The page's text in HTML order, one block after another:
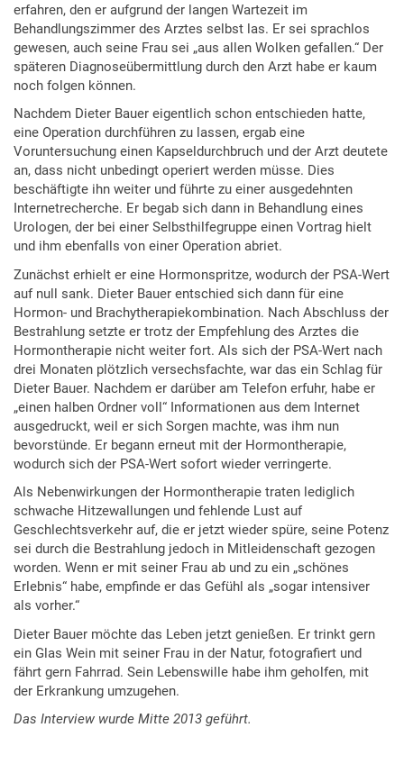
erfahren, den er aufgrund der langen Wartezeit im
Behandlungszimmer des Arztes selbst las. Er sei sprachlos
gewesen, auch seine Frau sei „aus allen Wolken gefallen.“ Der
späteren Diagnoseübermittlung durch den Arzt habe er kaum
noch folgen können.
Nachdem Dieter Bauer eigentlich schon entschieden hatte,
eine Operation durchführen zu lassen, ergab eine
Voruntersuchung einen Kapseldurchbruch und der Arzt deutete
an, dass nicht unbedingt operiert werden müsse. Dies
beschäftigte ihn weiter und führte zu einer ausgedehnten
Internetrecherche. Er begab sich dann in Behandlung eines
Urologen, der bei einer Selbsthilfegruppe einen Vortrag hielt
und ihm ebenfalls von einer Operation abriet.
Zunächst erhielt er eine Hormonspritze, wodurch der PSA-Wert
auf null sank. Dieter Bauer entschied sich dann für eine
Hormon- und Brachytherapiekombination. Nach Abschluss der
Bestrahlung setzte er trotz der Empfehlung des Arztes die
Hormontherapie nicht weiter fort. Als sich der PSA-Wert nach
drei Monaten plötzlich versechsfachte, war das ein Schlag für
Dieter Bauer. Nachdem er darüber am Telefon erfuhr, habe er
„einen halben Ordner voll“ Informationen aus dem Internet
ausgedruckt, weil er sich Sorgen machte, was ihm nun
bevorstünde. Er begann erneut mit der Hormontherapie,
wodurch sich der PSA-Wert sofort wieder verringerte.
Als Nebenwirkungen der Hormontherapie traten lediglich
schwache Hitzewallungen und fehlende Lust auf
Geschlechtsverkehr auf, die er jetzt wieder spüre, seine Potenz
sei durch die Bestrahlung jedoch in Mitleidenschaft gezogen
worden. Wenn er mit seiner Frau ab und zu ein „schönes
Erlebnis“ habe, empfinde er das Gefühl als „sogar intensiver
als vorher.“
Dieter Bauer möchte das Leben jetzt genießen. Er trinkt gern
ein Glas Wein mit seiner Frau in der Natur, fotografiert und
fährt gern Fahrrad. Sein Lebenswille habe ihm geholfen, mit
der Erkrankung umzugehen.
Das Interview wurde Mitte 2013 geführt.